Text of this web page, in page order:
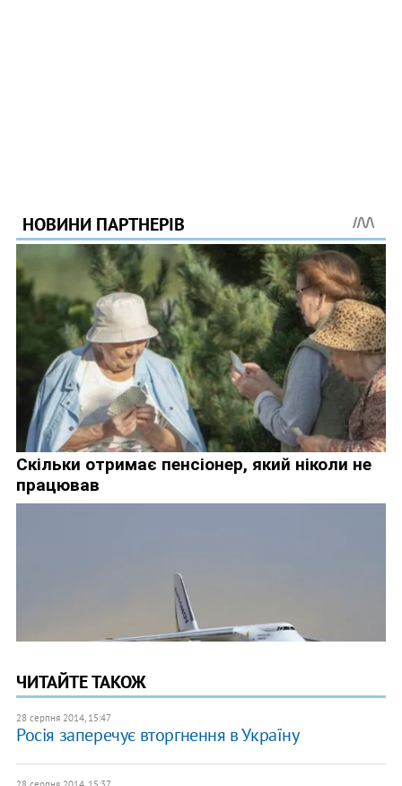
ЧИТАЙТЕ ТАКОЖ
28 серпня 2014, 15:47
Росія заперечує вторгнення в Україну